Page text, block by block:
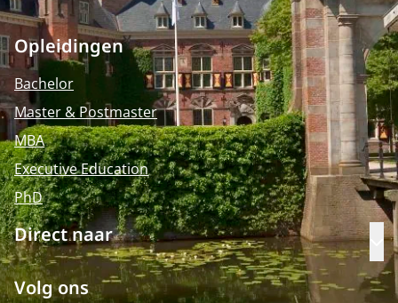
Opleidingen
Bachelor
Master & Postmaster
MBA
Executive Education
PhD
Direct naar
Volg ons